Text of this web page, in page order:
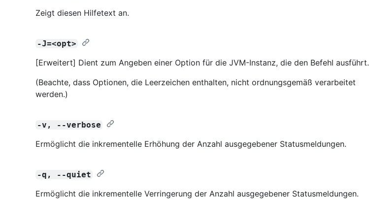
Zeigt diesen Hilfetext an.
-J=<opt>
[Erweitert] Dient zum Angeben einer Option für die JVM-Instanz, die den Befehl ausführt.
(Beachte, dass Optionen, die Leerzeichen enthalten, nicht ordnungsgemäß verarbeitet
werden.)
-v, --verbose
Ermöglicht die inkrementelle Erhöhung der Anzahl ausgegebener Statusmeldungen.
-q, --quiet
Ermöglicht die inkrementelle Verringerung der Anzahl ausgegebener Statusmeldungen.